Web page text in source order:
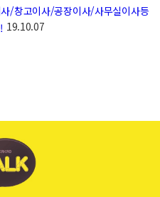
/창고이사/공장이사/사무실이사등
19.10.07